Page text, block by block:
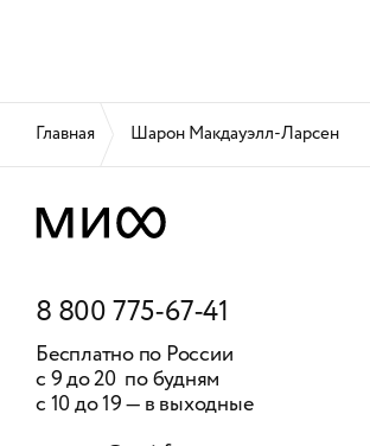
Главная Шарон Макдауэлл-Ларсен
8 800 775-67-41
Бесплатно по России
с 9 до 20 по будням
с 10 до 19 — в выходные